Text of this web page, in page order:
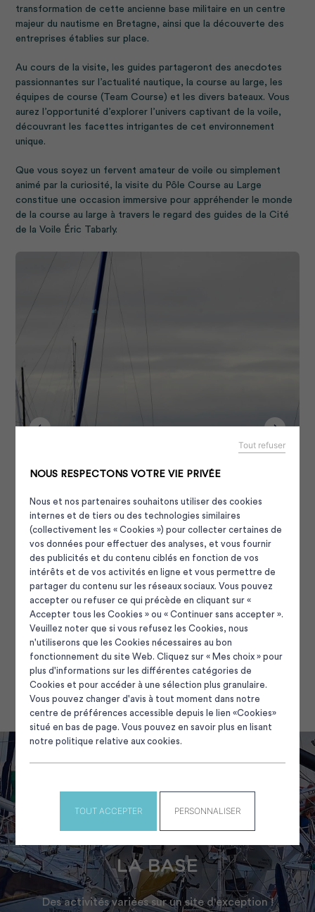
Panneau de gestion des
NOUS RESPECTONS VOTRE VIE PRIVÉE
Nous et nos partenaires souhaitons utiliser des cookies
internes et de tiers ou des technologies similaires
(collectivement les « Cookies ») pour collecter certaines de
vos données pour effectuer des analyses, et vous fournir
des publicités et du contenu ciblés en fonction de vos
intérêts et de vos activités en ligne et vous permettre de
partager du contenu sur les réseaux sociaux. Vous pouvez
accepter ou refuser ce qui précède en cliquant sur «
Accepter tous les Cookies » ou « Continuer sans accepter ».
Veuillez noter que si vous refusez les Cookies, nous
n'utiliserons que les Cookies nécessaires au bon
fonctionnement du site Web. Cliquez sur « Mes choix » pour
plus d'informations sur les différentes catégories de
Cookies et pour accéder à une sélection plus granulaire.
Vous pouvez changer d'avis à tout moment dans notre
centre de préférences accessible depuis le lien «Cookies»
situé en bas de page. Vous pouvez en savoir plus en lisant
notre politique relative aux cookies.
TOUT ACCEPTER
Tout refuser
PERSONNALISER
transformation de cette ancienne base militaire en un centre
majeur du nautisme en Bretagne, ainsi que la découverte des
entreprises établies sur place.
Au cours de la visite, les guides partageront des anecdotes
passionnantes sur l’actualité nautique, la course au large, les
équipes de course (Team Course) et les divers bateaux. Vous
aurez l’opportunité d’explorer l’univers captivant de la voile,
découvrant les facettes intrigantes de cet environnement
unique.
Que vous soyez un fervent amateur de voile ou simplement
animé par la curiosité, la visite du Pôle Course au Large
constitue une occasion immersive pour appréhender le monde
de la course au large à travers le regard des guides de la Cité
de la Voile Éric Tabarly.
En savoir plus sur les visites du Pôle
Course au Large
LES ACTIVITÉS DE LORIENT
LA BASE
Des activités variées sur un site d'exception !